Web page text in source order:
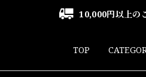
10,000円以上の
TOP